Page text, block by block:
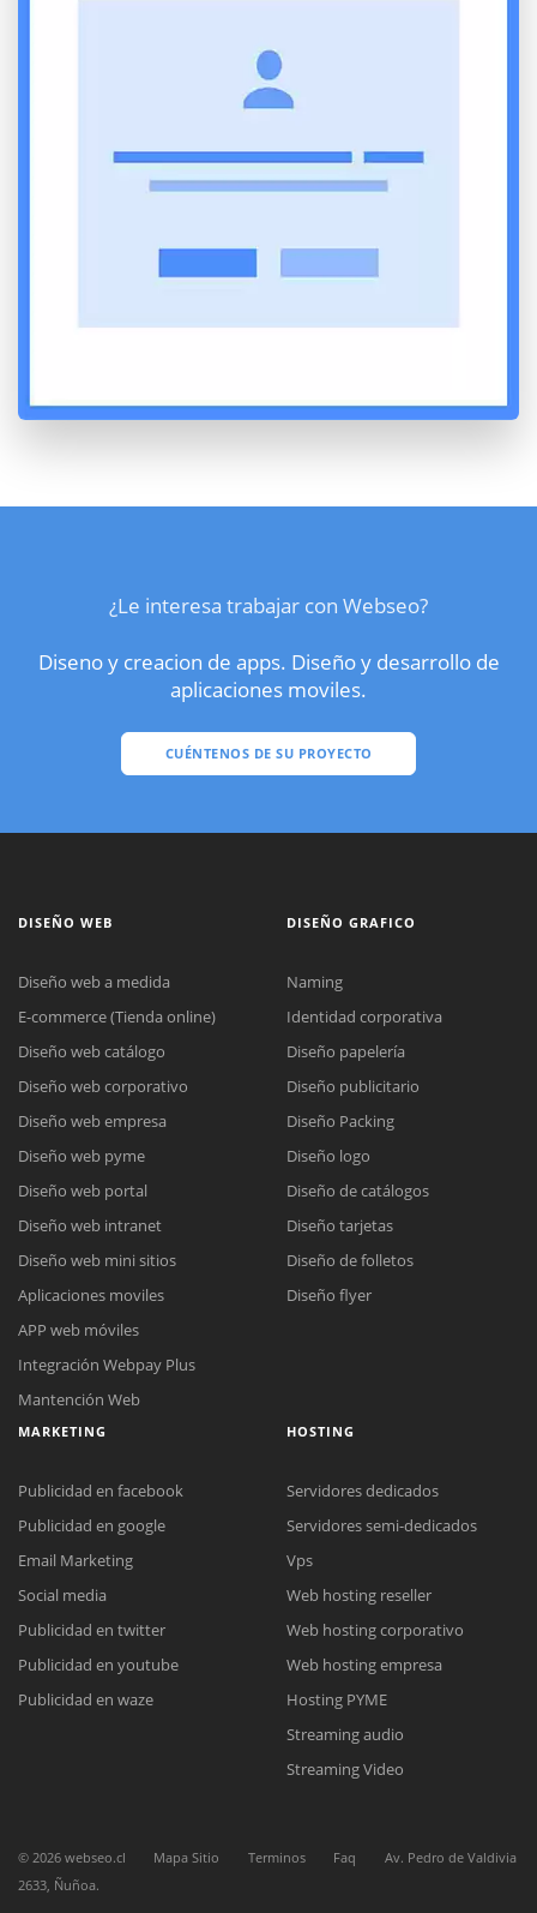
¿Le interesa trabajar con Webseo?
Diseno y creacion de apps. Diseño y desarrollo de
aplicaciones moviles.
CUÉNTENOS DE SU PROYECTO
Reunión online
Nuestros ejecutivos le enviarán un correo electrónico con el enlace a
Meet para la reunión online.
Cotización
Chat Online
Todos nuestros ejecutivos están fuera de línea. Complete el formulario
DISEÑO WEB
Diseño web a medida
E-commerce (Tienda online)
Diseño web catálogo
Diseño web corporativo
Diseño web empresa
Diseño web pyme
Diseño web portal
Diseño web intranet
Diseño web mini sitios
Aplicaciones moviles
APP web móviles
Integración Webpay Plus
Mantención Web
DISEÑO GRAFICO
Naming
Identidad corporativa
Diseño papelería
Diseño publicitario
Diseño Packing
Diseño logo
Diseño de catálogos
Diseño tarjetas
Diseño de folletos
Diseño flyer
MARKETING
Publicidad en facebook
Publicidad en google
Email Marketing
Social media
Publicidad en twitter
Publicidad en youtube
Publicidad en waze
HOSTING
Servidores dedicados
Servidores semi-dedicados
Vps
Web hosting reseller
Web hosting corporativo
Web hosting empresa
Hosting PYME
Streaming audio
Streaming Video
© 2026 webseo.cl Mapa Sitio Terminos Faq
Av. Pedro de Valdivia
2633, Ñuñoa.